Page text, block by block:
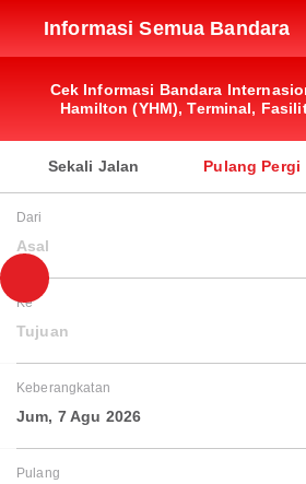
Informasi Semua Bandara
Cek Informasi Bandara
Hamilton (YHM), Terminal,
Sekali Jalan Pulang Pergi
Dari
Asal
Ke
Tujuan
Keberangkatan
Jum, 7 Agu 2026
Pulang